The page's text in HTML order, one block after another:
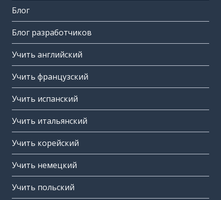
Блог
Блог разработчиков
Учить английский
Учить французский
Учить испанский
Учить итальянский
Учить корейский
Учить немецкий
Учить польский